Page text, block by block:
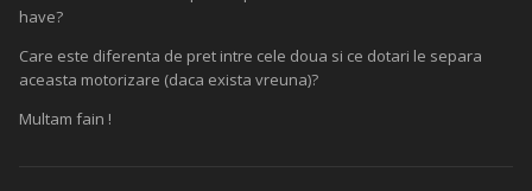
have?
Care este diferenta de pret intre cele doua si ce dotari le separa
aceasta motorizare (daca exista vreuna)?
Multam fain !